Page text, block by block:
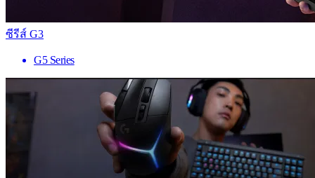
ซีรีส์ G3
G5 Series